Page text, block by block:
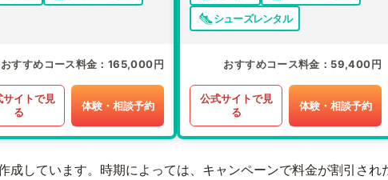
おすすめコース料金 165,000円
サイトで見
る
体験・相談予約
シューズレンタル
おすすめコース料金 59,400円
公式サイトで見
る
体験・相談予約
成しています。時期によっては、キャンペーンで料金が割引され